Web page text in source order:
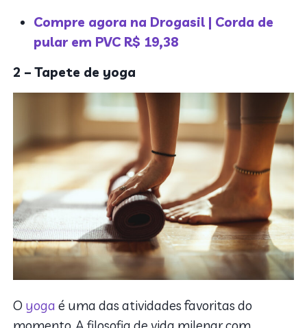
Compre agora na Drogasil | Corda de
pular em PVC R$ 19,38
2 – Tapete de yoga
O yoga é uma das atividades favoritas do